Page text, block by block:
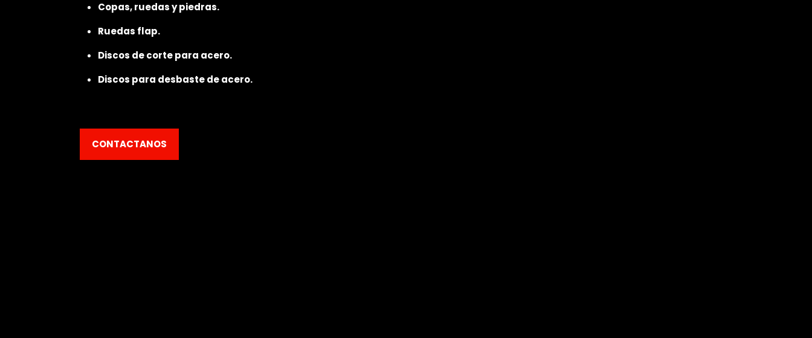
Copas, ruedas y piedras.
Ruedas flap.
Discos de corte para acero.
Discos para desbaste de acero.
CONTACTANOS